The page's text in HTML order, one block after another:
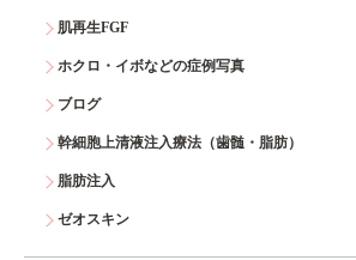
肌再生FGF
ホクロ・イボなどの症例写真
ブログ
幹細胞上清液注入療法（歯髄・脂肪）
脂肪注入
ゼオスキン